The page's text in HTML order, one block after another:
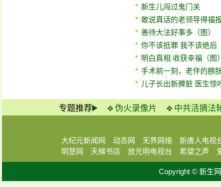
新生儿闯过鬼门关
敢说真话的老领导得福
善待大法好事多（图）
你不该抵罪 我不该绝后
明白真相 收获幸福（图
手术前一刻，老伴的膀
儿子长出新脾脏 医生惊
专题推荐 伪火录像片 中共活摘法
大纪元新闻网 动态网 无界网络
新唐人电视
明慧网
天梯书店 放光明电视台 希望之声
Copyright © 新生